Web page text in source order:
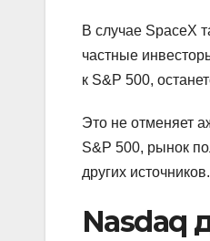
В случае SpaceX
частные
к S&P 500,
Это не отменяет
S&P 500, рынок
других источников.
Nasdaq